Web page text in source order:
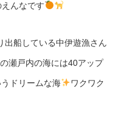
んなです
出船している中伊遊漁さん
瀬戸内の海には40アップ
ドリームな海 ワクワク